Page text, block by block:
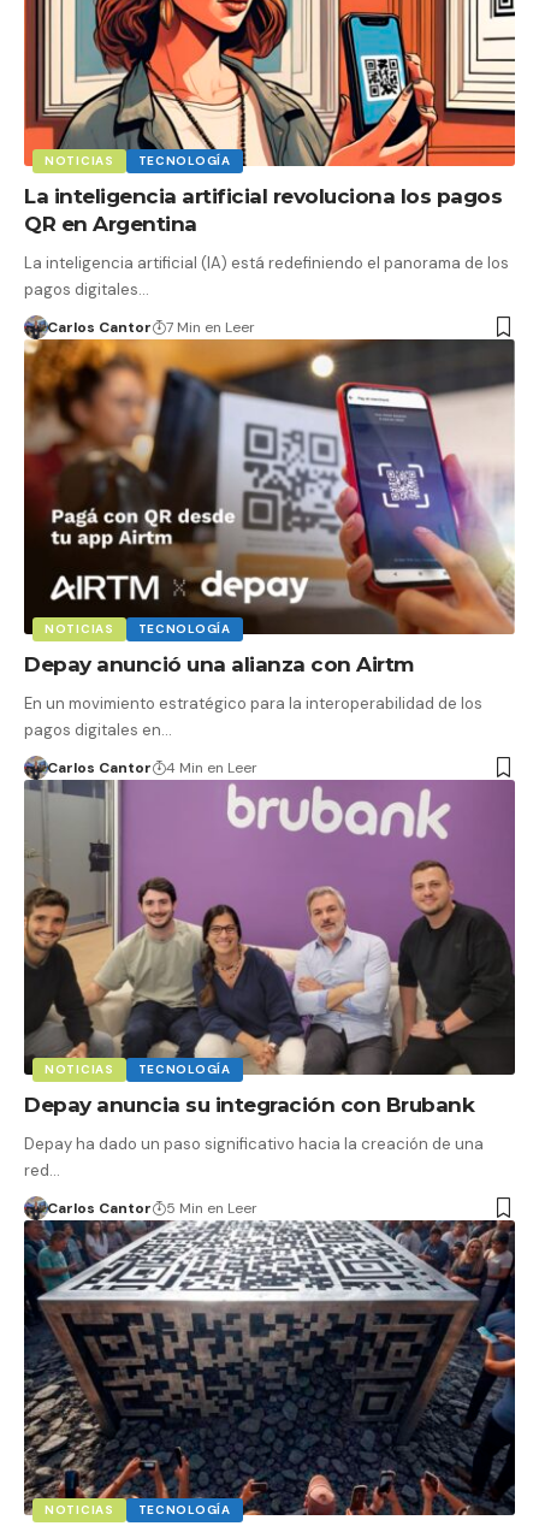
NOTICIAS TECNOLOGÍA
La inteligencia artificial revoluciona los pagos
QR en Argentina
La inteligencia artificial (IA) está redefiniendo el panorama de los
pagos digitales…
Carlos Cantor 7 Min en Leer
NOTICIAS TECNOLOGÍA
Depay anunció una alianza con Airtm
En un movimiento estratégico para la interoperabilidad de los
pagos digitales en…
Carlos Cantor 4 Min en Leer
NOTICIAS TECNOLOGÍA
Depay anuncia su integración con Brubank
Depay ha dado un paso significativo hacia la creación de una
red…
Carlos Cantor 5 Min en Leer
NOTICIAS TECNOLOGÍA